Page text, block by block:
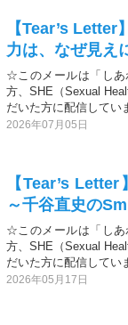
【Tear’s
力は、なぜ見え
☆このメールは「しあ
方、SHE（Sexual
だいた方に配信してい
2026年07月05日
【Tear’s
～千谷直史の
☆このメールは「しあ
方、SHE（Sexual
だいた方に配信してい
2026年05月17日